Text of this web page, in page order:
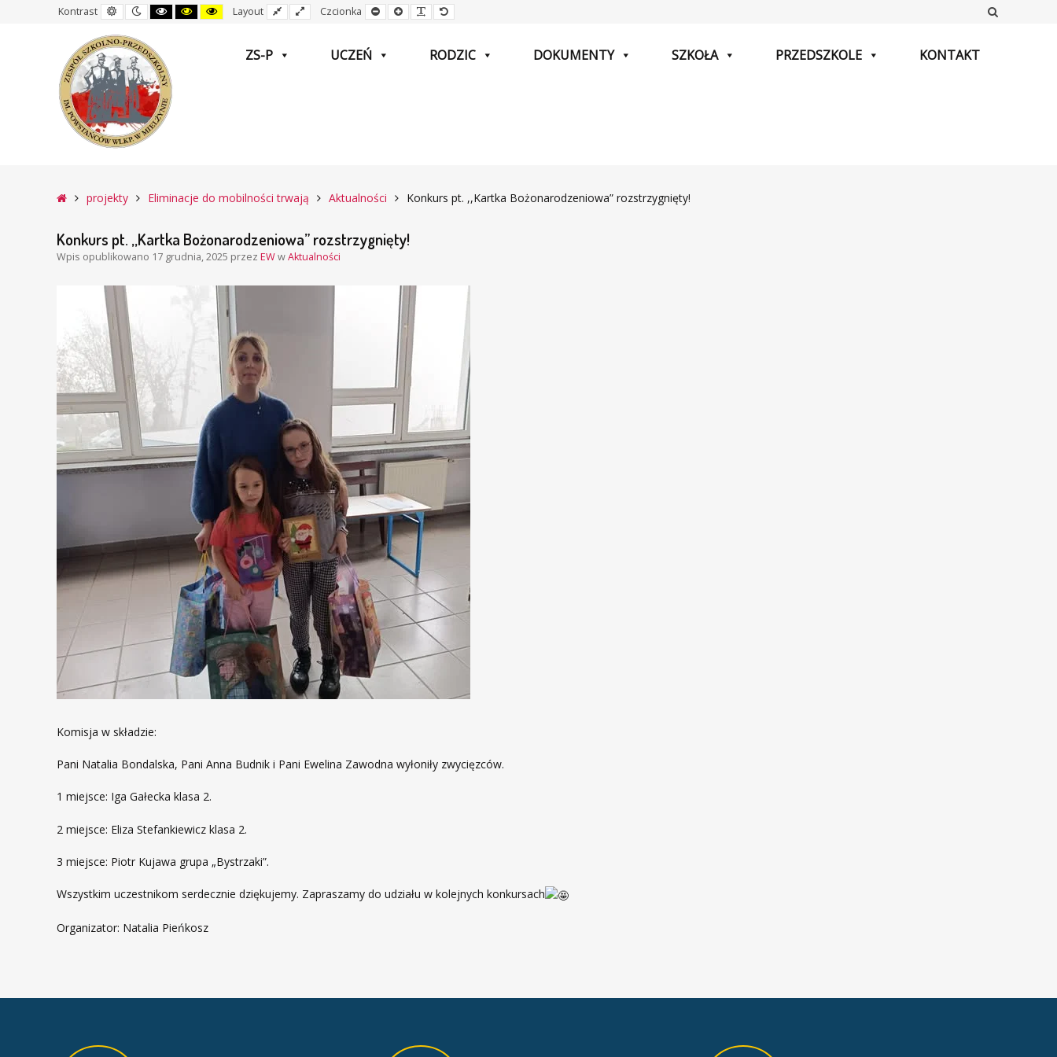
Bożonarodzeniowa”
rozstrzygnięty!
Kontrast Domyślny
kontrast
Nocny
kontrast
Czarny
i
Czarny
i
Żółty
i Layout Stały
układ
Wide
layout
Czcionka Mniejsza
czcionka
Większa
czcionka
Czytelna
czcionka
Domyślna
czcionka
ZS-P UCZEŃ RODZIC DOKUMENTY SZKOŁA PRZEDSZKOLE KONTAKT
Głównaprojekty Eliminacje do mobilności trwają Aktualności Konkurs pt. ,,Kartka Bożonarodzeniowa” rozstrzygnięty!
Konkurs pt. ,,Kartka Bożonarodzeniowa” rozstrzygnięty!
Wpis opublikowano 17 grudnia, 2025 przez EWwAktualności
Komisja w składzie:
Pani Natalia Bondalska, Pani Anna Budnik i Pani Ewelina Zawodna wyłoniły zwycięzców.
1 miejsce: Iga Gałecka klasa 2.
2 miejsce: Eliza Stefankiewicz klasa 2.
3 miejsce: Piotr Kujawa grupa „Bystrzaki”.
Wszystkim uczestnikom serdecznie dziękujemy. Zapraszamy do udziału w kolejnych konkursach
Organizator: Natalia Pieńkosz